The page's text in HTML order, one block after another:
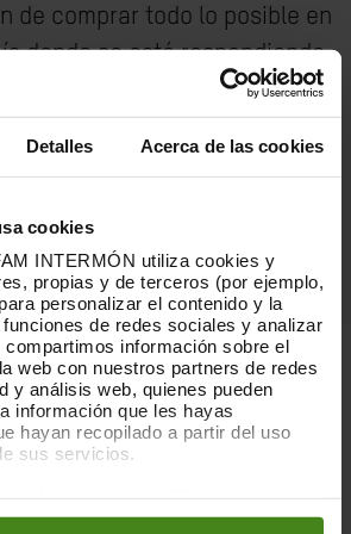
Detalles Acerca de las cookies
cookies
INTERMÓN utiliza cookies y
propias y de terceros (por ejemplo,
personalizar el contenido y la
de redes sociales y analizar
información sobre el
web con nuestros partners de redes
y análisis web, quienes pueden
información que les hayas
hayan recopilado a partir del uso
sus servicios.
a nuestraPolítica de Cookieso
de comprar todo lo posible en
donde se está respondiendo
También reparten bonos
local.
hay para
un donativo?